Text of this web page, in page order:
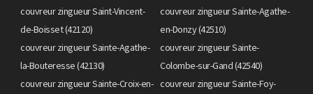
couvreur zingueur Saint-Vincent-
de-Boisset (42120)
couvreur zingueur Sainte-Agathe-
en-Donzy (42510)
couvreur zingueur Sainte-Agathe-
la-Bouteresse (42130)
couvreur zingueur Sainte-
Colombe-sur-Gand (42540)
couvreur zingueur Sainte-Croix-en- couvreur zingueur Sainte-Foy-